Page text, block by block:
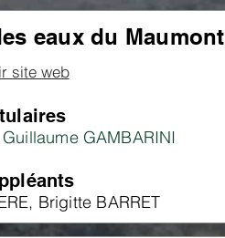
eaux du Maumont
site web
GAMBARINI
Brigitte BARRET